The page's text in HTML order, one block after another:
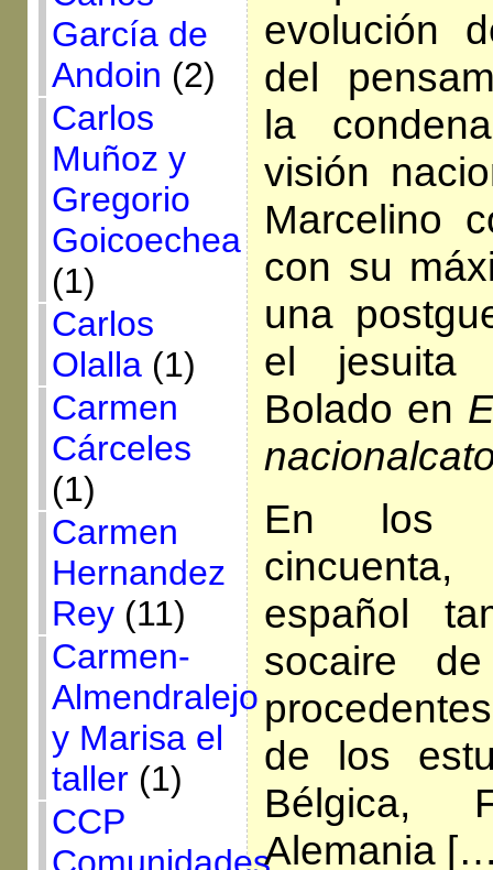
García de
Andoin (2)
Carlos
Muñoz y
Gregorio
Goicoechea
(1)
Carlos
Olalla(1)
Carmen
Cárceles
(1)
Carmen
Hernandez
Rey(11)
Carmen-
Almendralejo
y Marisa el
taller(1)
CCP
evolución
del
la
visión
Marcelino
con su
una
el jesuita
Bolado en
En los
español
socaire
de los
Bélgica,
Alemania